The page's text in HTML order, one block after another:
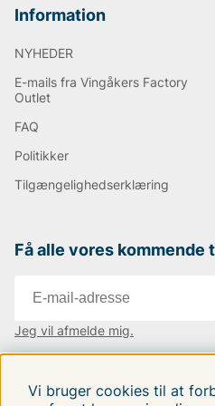
Information
NYHEDER
E-mails fra Vingåkers Factory
Outlet
FAQ
Politikker
Tilgængelighedserklæring
Få alle vores kommende
Jeg vil afmelde mig.
Vi bruger cookies til at